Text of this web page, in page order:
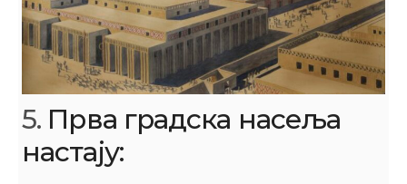
5. Прва градска насеља
настају: